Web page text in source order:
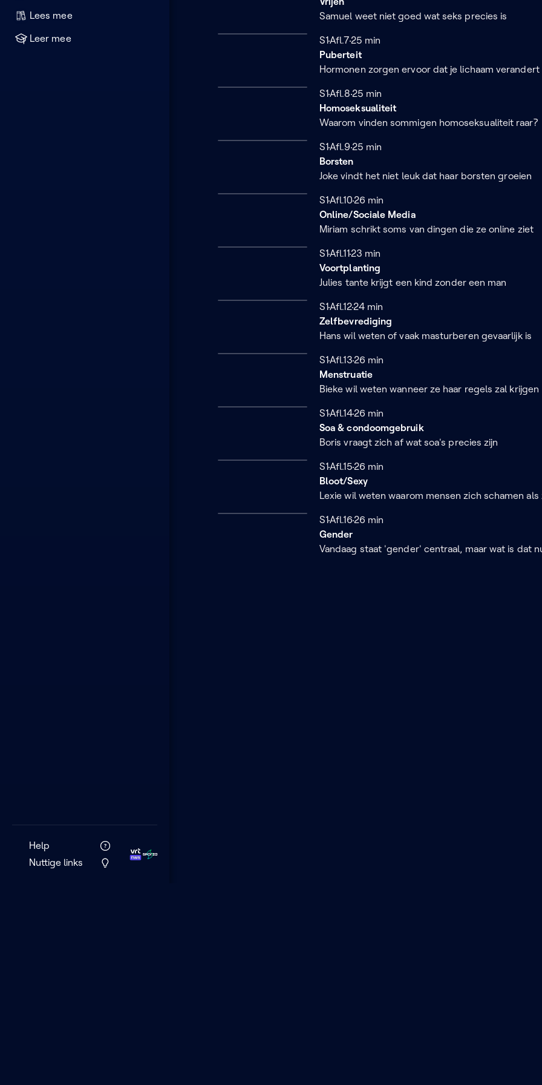
Lees mee
Leer mee
Help
Nuttige links
Samuel weet niet goed wat seks precies is
Seizoen 1
S1Afl.725 minuten
25 min
Puberteit
Hormonen zorgen ervoor dat je lichaam verandert
Seizoen 1
S1Afl.8 25 minuten
25 min
Homoseksualiteit
Waarom vinden sommigen homoseksualiteit raar?
Seizoen 1
S1Afl.9 25 minuten
25 min
Borsten
Joke vindt het niet leuk dat haar borsten groeien
Seizoen 1
S1Afl.1026 minuten
26 min
Online/Sociale Media
Miriam schrikt soms van dingen die ze online ziet
Seizoen 1
S1Afl.11 23 minuten
23 min
Voortplanting
Julies tante krijgt een kind zonder een man
Seizoen 1
S1Afl.1224 minuten
24 min
Zelfbevrediging
Hans wil weten of vaak masturberen gevaarlijk is
Seizoen 1
S1Afl.1326 minuten
26 min
Menstruatie
Bieke wil weten wanneer ze haar regels zal krijgen
Seizoen 1
S1Afl.1426 minuten
26 min
Soa & condoomgebruik
Boris vraagt zich af wat soa's precies zijn
Seizoen 1
S1Afl.1526 minuten
26 min
Bloot/Sexy
Lexie wil weten waarom mensen zich schamen als
Seizoen 1
S1Afl.1626 minuten
26 min
Gender
Vandaag staat 'gender' centraal, maar wat is dat